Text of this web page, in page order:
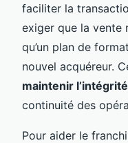
faciliter la
exiger que la vente
qu’un plan de
nouvel acquéreur.
maintenir l’intégrité
continuité des
Pour aider le